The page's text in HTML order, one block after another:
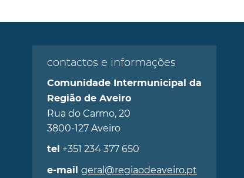
contactos e informações
Comunidade Intermunicipal da
Região de Aveiro
Rua do Carmo, 20
3800-127 Aveiro
tel +351 234 377 650
e-mail geral@regiaodeaveiro.pt